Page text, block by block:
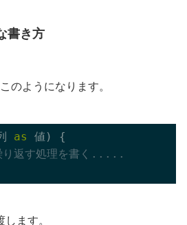
書き方
のようになります。
as
値) {
す処理を書く.....
ます。